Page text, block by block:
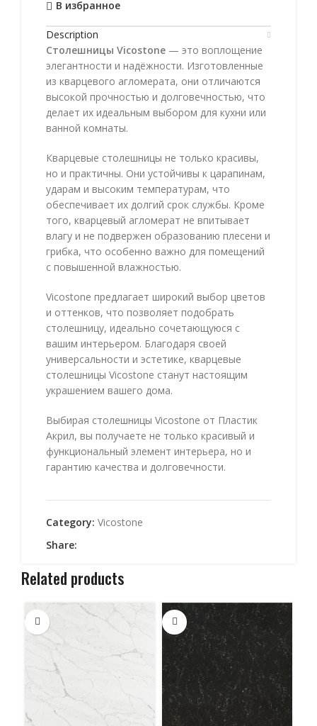
В избранное
Description
Столешницы Vicostone — это воплощение
элегантности и надёжности. Изготовленные
из кварцевого агломерата, они отличаются
высокой прочностью и долговечностью, что
делает их идеальным выбором для кухни или
ванной комнаты.
Кварцевые столешницы не только красивы,
но и практичны. Они устойчивы к царапинам,
ударам и высоким температурам, что
обеспечивает их долгий срок службы. Кроме
того, кварцевый агломерат не впитывает
влагу и не подвержен образованию плесени и
грибка, что особенно важно для помещений
с повышенной влажностью.
Vicostone предлагает широкий выбор цветов
и оттенков, что позволяет подобрать
столешницу, идеально сочетающуюся с
вашим интерьером. Благодаря своей
универсальности и эстетике, кварцевые
столешницы Vicostone станут настоящим
украшением вашего дома.
Выбирая столешницы Vicostone от Пластик
Акрил, вы получаете не только красивый и
функциональный элемент интерьера, но и
гарантию качества и долговечности.
Category: Vicostone
Share:
Related products